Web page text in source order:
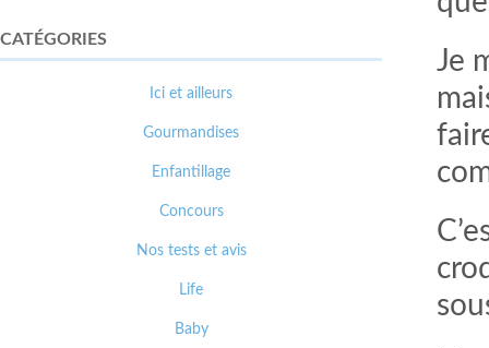
Je
CATÉGORIES
Ici et ailleurs
Gourmandises
Enfantillage
Concours
Nos tests et avis
Life
Baby